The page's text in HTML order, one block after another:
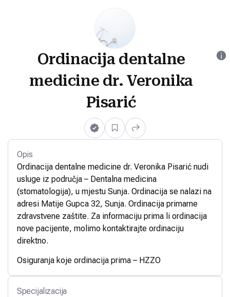
Ordinacija dentalne
medicine dr. Veronika
Pisarić
Opis
Ordinacija dentalne medicine dr. Veronika Pisarić nudi
usluge iz područja – Dentalna medicina
(stomatologija), u mjestu Sunja. Ordinacija se nalazi na
adresi Matije Gupca 32, Sunja. Ordinacija primarne
zdravstvene zaštite. Za informaciju prima li ordinacija
nove pacijente, molimo kontaktirajte ordinaciju
direktno.
Osiguranja koje ordinacija prima – HZZO
Specijalizacija